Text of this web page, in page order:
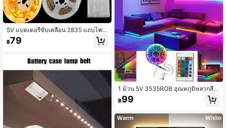
5V แบตเตอรี่ขับเคลื่อน 2835 แถบไฟ L
ED วอร์มไวท์แบบยืดหยุ่น (ไม่รวมแบตเ
ตอรี่) - ออกแบบมาสำหรับตกแต่งห้องน
฿79
1 ม้วน 5V 3535RGB อุณหภูมิหลากสีไ
ฟ LED Strip พร้อมกล่องแบตเตอรี่สำหรั
บห้องนอน, ห้องครัว, ห้องนั่งเล่น, ห้อง
ม./9.84 ฟุต, 5 ม./16.4 ฟุต, 10 ม./32.8
ฟุต, 15 ม./49.21 ฟุต (ไม่รวมแบตเตอรี่)
฿99